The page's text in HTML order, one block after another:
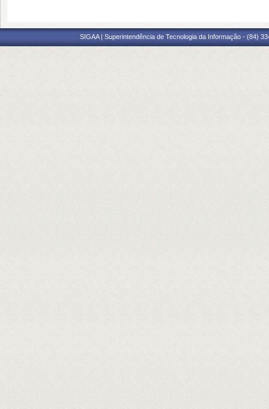
SIGAA | Superintendência de Tecnologia da Informação - (84)